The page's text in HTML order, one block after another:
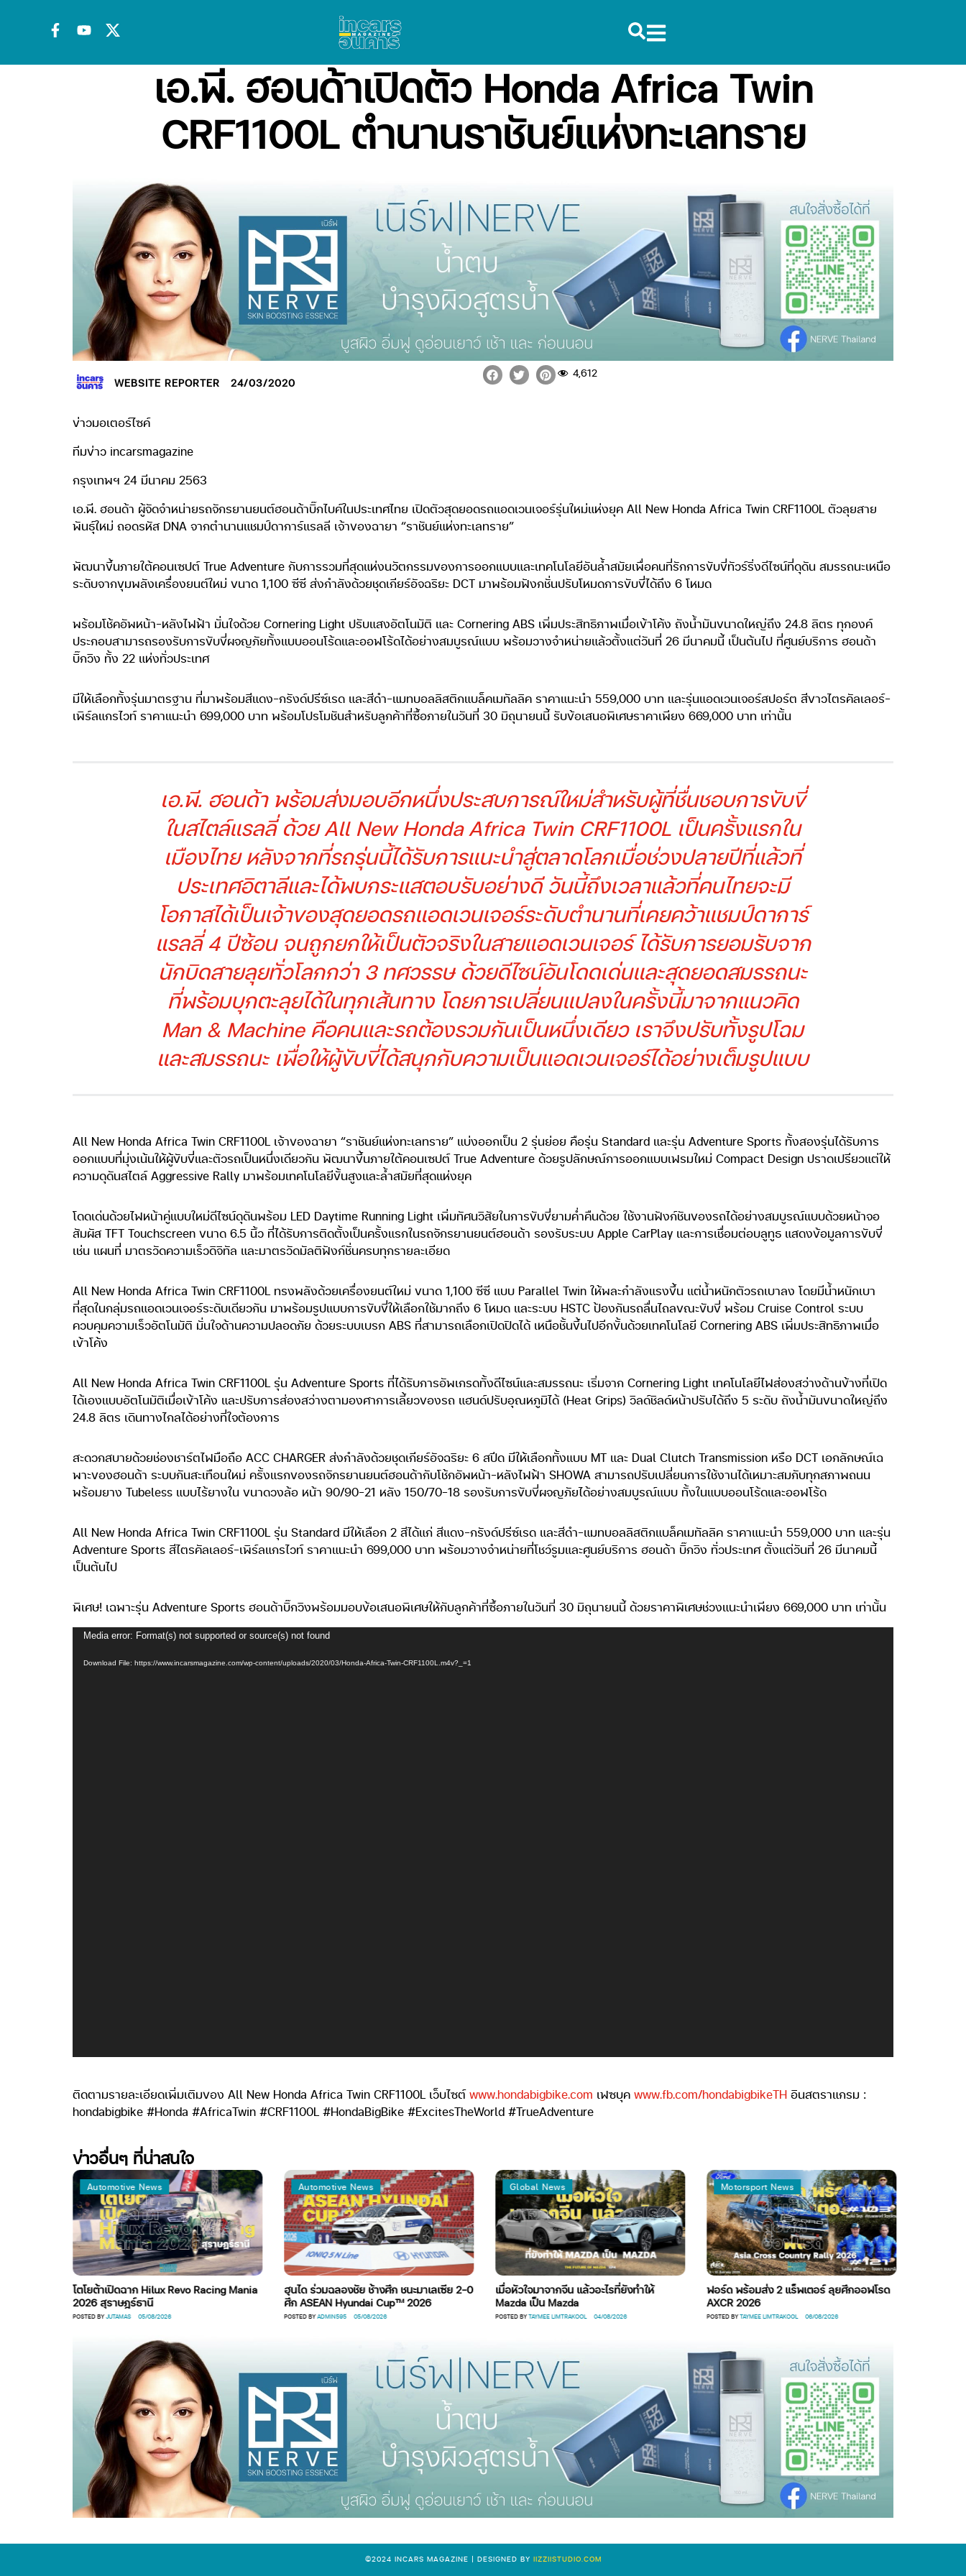
เอ.พี. ฮอนด้าเปิดตัว Honda Africa Twin
CRF1100L ตำนานราชันย์แห่งทะเลทราย
WEBSITE REPORTER 24/03/2020
4,612
ข่าวมอเตอร์ไซค์
ทีมข่าว incarsmagazine
กรุงเทพฯ 24 มีนาคม 2563
เอ.พี. ฮอนด้า ผู้จัดจำหน่ายรถจักรยานยนต์ฮอนด้าบิ๊กไบค์ในประเทศไทย เปิดตัวสุดยอดรถแอดเวนเจอร์รุ่นใหม่แห่งยุค All New Honda Africa Twin CRF1100L ตัวลุยสาย
พันธุ์ใหม่ ถอดรหัส DNA จากตำนานแชมป์ดาการ์แรลลี เจ้าของฉายา “ราชันย์แห่งทะเลทราย”
พัฒนาขึ้นภายใต้คอนเซปต์ True Adventure กับการรวมที่สุดแห่งนวัตกรรมของการออกแบบและเทคโนโลยีอันล้ำสมัยเพื่อคนที่รักการขับขี่ทัวร์ริ่งดีไซน์ที่ดุดัน สมรรถนะเหนือ
ระดับจากขุมพลังเครื่องยนต์ใหม่ ขนาด 1,100 ซีซี ส่งกำลังด้วยชุดเกียร์อัจฉริยะ DCT มาพร้อมฟังกชั่นปรับโหมดการขับขี่ได้ถึง 6 โหมด
พร้อมโช้คอัพหน้า-หลังไฟฟ้า มั่นใจด้วย Cornering Light ปรับแสงอัตโนมัติ และ Cornering ABS เพิ่มประสิทธิภาพเมื่อเข้าโค้ง ถังน้ำมันขนาดใหญ่ถึง 24.8 ลิตร ทุกองค์
ประกอบสามารถรองรับการขับขี่ผจญภัยทั้งแบบออนโร้ดและออฟโร้ดได้อย่างสมบูรณ์แบบ พร้อมวางจำหน่ายแล้วตั้งแต่วันที่ 26 มีนาคมนี้ เป็นต้นไป ที่ศูนย์บริการ ฮอนด้า
บิ๊กวิง ทั้ง 22 แห่งทั่วประเทศ
มีให้เลือกทั้งรุ่นมาตรฐาน ที่มาพร้อมสีแดง-กรังด์ปรีซ์เรด และสีดำ-แมทบอลลิสติกแบล็คเมทัลลิค ราคาแนะนำ 559,000 บาท และรุ่นแอดเวนเจอร์สปอร์ต สีขาวไตรคัลเลอร์-
เพิร์ลแกรไวท์ ราคาแนะนำ 699,000 บาท พร้อมโปรโมชันสำหรับลูกค้าที่ซื้อภายในวันที่ 30 มิถุนายนนี้ รับข้อเสนอพิเศษราคาเพียง 669,000 บาท เท่านั้น
เอ.พี. ฮอนด้า พร้อมส่งมอบอีกหนึ่งประสบการณ์ใหม่สำหรับผู้ที่ชื่นชอบการขับขี่
ในสไตล์แรลลี่ ด้วย All New Honda Africa Twin CRF1100L เป็นครั้งแรกใน
เมืองไทย หลังจากที่รถรุ่นนี้ได้รับการแนะนำสู่ตลาดโลกเมื่อช่วงปลายปีที่แล้วที่
ประเทศอิตาลีและได้พบกระแสตอบรับอย่างดี วันนี้ถึงเวลาแล้วที่คนไทยจะมี
โอกาสได้เป็นเจ้าของสุดยอดรถแอดเวนเจอร์ระดับตำนานที่เคยคว้าแชมป์ดาการ์
แรลลี่ 4 ปีซ้อน จนถูกยกให้เป็นตัวจริงในสายแอดเวนเจอร์ ได้รับการยอมรับจาก
นักบิดสายลุยทั่วโลกกว่า 3 ทศวรรษ ด้วยดีไซน์อันโดดเด่นและสุดยอดสมรรถนะ
ที่พร้อมบุกตะลุยได้ในทุกเส้นทาง โดยการเปลี่ยนแปลงในครั้งนี้มาจากแนวคิด
Man & Machine คือคนและรถต้องรวมกันเป็นหนึ่งเดียว เราจึงปรับทั้งรูปโฉม
และสมรรถนะ เพื่อให้ผู้ขับขี่ได้สนุกกับความเป็นแอดเวนเจอร์ได้อย่างเต็มรูปแบบ
All New Honda Africa Twin CRF1100L เจ้าของฉายา “ราชันย์แห่งทะเลทราย” แบ่งออกเป็น 2 รุ่นย่อย คือรุ่น Standard และรุ่น Adventure Sports ทั้งสองรุ่นได้รับการ
ออกแบบที่มุ่งเน้นให้ผู้ขับขี่และตัวรถเป็นหนึ่งเดียวกัน พัฒนาขึ้นภายใต้คอนเซปต์ True Adventure ด้วยรูปลักษณ์การออกแบบเฟรมใหม่ Compact Design ปราดเปรียวแต่ให้
ความดุดันสไตล์ Aggressive Rally มาพร้อมเทคโนโลยีขั้นสูงและล้ำสมัยที่สุดแห่งยุค
โดดเด่นด้วยไฟหน้าคู่แบบใหม่ดีไซน์ดุดันพร้อม LED Daytime Running Light เพิ่มทัศนวิสัยในการขับขี่ยามค่ำคืนด้วย ใช้งานฟังก์ชันของรถได้อย่างสมบูรณ์แบบด้วยหน้าจอ
สัมผัส TFT Touchscreen ขนาด 6.5 นิ้ว ที่ได้รับการติดตั้งเป็นครั้งแรกในรถจักรยานยนต์ฮอนด้า รองรับระบบ Apple CarPlay และการเชื่อมต่อบลูทูธ แสดงข้อมูลการขับขี่
เช่น แผนที่ มาตรวัดความเร็วดิจิทัล และมาตรวัดมัลติฟังก์ชั่นครบทุกรายละเอียด
All New Honda Africa Twin CRF1100L ทรงพลังด้วยเครื่องยนต์ใหม่ ขนาด 1,100 ซีซี แบบ Parallel Twin ให้พละกำลังแรงขึ้น แต่น้ำหนักตัวรถเบาลง โดยมีน้ำหนักเบา
ที่สุดในกลุ่มรถแอดเวนเจอร์ระดับเดียวกัน มาพร้อมรูปแบบการขับขี่ให้เลือกใช้มากถึง 6 โหมด และระบบ HSTC ป้องกันรถลื่นไถลขณะขับขี่ พร้อม Cruise Control ระบบ
ควบคุมความเร็วอัตโนมัติ มั่นใจด้านความปลอดภัย ด้วยระบบเบรก ABS ที่สามารถเลือกเปิดปิดได้ เหนือชั้นขึ้นไปอีกขั้นด้วยเทคโนโลยี Cornering ABS เพิ่มประสิทธิภาพเมื่อ
เข้าโค้ง
All New Honda Africa Twin CRF1100L รุ่น Adventure Sports ที่ได้รับการอัพเกรดทั้งดีไซน์และสมรรถนะ เริ่มจาก Cornering Light เทคโนโลยีไฟส่องสว่างด้านข้างที่เปิด
ได้เองแบบอัตโนมัติเมื่อเข้าโค้ง และปรับการส่องสว่างตามองศาการเลี้ยวของรถ แฮนด์ปรับอุณหภูมิได้ (Heat Grips) วิลด์ชิลด์หน้าปรับได้ถึง 5 ระดับ ถังน้ำมันขนาดใหญ่ถึง
24.8 ลิตร เดินทางไกลได้อย่างที่ใจต้องการ
สะดวกสบายด้วยช่องชาร์ตไฟมือถือ ACC CHARGER ส่งกำลังด้วยชุดเกียร์อัจฉริยะ 6 สปีด มีให้เลือกทั้งแบบ MT และ Dual Clutch Transmission หรือ DCT เอกลักษณ์เฉ
พาะของฮอนด้า ระบบกันสะเทือนใหม่ ครั้งแรกของรถจักรยานยนต์ฮอนด้ากับโช้กอัพหน้า-หลังไฟฟ้า SHOWA สามารถปรับเปลี่ยนการใช้งานได้เหมาะสมกับทุกสภาพถนน
พร้อมยาง Tubeless แบบไร้ยางใน ขนาดวงล้อ หน้า 90/90-21 หลัง 150/70-18 รองรับการขับขี่ผจญภัยได้อย่างสมบูรณ์แบบ ทั้งในแบบออนโร้ดและออฟโร้ด
All New Honda Africa Twin CRF1100L รุ่น Standard มีให้เลือก 2 สีได้แก่ สีแดง-กรังด์ปรีซ์เรด และสีดำ-แมทบอลลิสติกแบล็คเมทัลลิค ราคาแนะนำ 559,000 บาท และรุ่น
Adventure Sports สีไตรคัลเลอร์-เพิร์ลแกรไวท์ ราคาแนะนำ 699,000 บาท พร้อมวางจำหน่ายที่โชว์รูมและศูนย์บริการ ฮอนด้า บิ๊กวิง ทั่วประเทศ ตั้งแต่วันที่ 26 มีนาคมนี้
เป็นต้นไป
พิเศษ! เฉพาะรุ่น Adventure Sports ฮอนด้าบิ๊กวิงพร้อมมอบข้อเสนอพิเศษให้กับลูกค้าที่ซื้อภายในวันที่ 30 มิถุนายนนี้ ด้วยราคาพิเศษช่วงแนะนำเพียง 669,000 บาท เท่านั้น
Video
Media error: Format(s) not supported or source(s) not found
Download File: https://www.incarsmagazine.com/wp-content/uploads/2020/03/Honda-Africa-Twin-CRF1100L.m4v?_=1
ติดตามรายละเอียดเพิ่มเติมของ All New Honda Africa Twin CRF1100L เว็บไซต์www.hondabigbike.com เฟซบุค www.fb.com/hondabigbikeTHอินสตราแกรม :
hondabigbike #Honda #AfricaTwin #CRF1100L #HondaBigBike #ExcitesTheWorld #TrueAdventure
ข่าวอื่นๆ ที่น่าสนใจ
Automotive News
โตโยต้าเปิดฉาก Hilux Revo Racing Mania
2026 สุราษฎร์ธานี
POSTED BYJUTAMAS 05/08/2026
Automotive News
ฮุนได ร่วมฉลองชัย ช้างศึก ชนะมาเลเซีย 2-0
ศึก ASEAN Hyundai Cup™ 2026
POSTED BYADMIN595 05/08/2026
Global News
เมื่อหัวใจมาจากจีน แล้วอะไรที่ยังทำให้
Mazda เป็น Mazda
POSTED BYTAYMEE LIMTRAKOOL 04/08/2026
Motorsport News
ฟอร์ด พร้อมส่ง 2 แร็พเตอร์ ลุยศึกออฟโรด
AXCR 2026
POSTED BYTAYMEE LIMTRAKOOL 06/08/2026
©2024 INCARS MAGAZINE | DESIGNED BY IIZZIISTUDIO.COM